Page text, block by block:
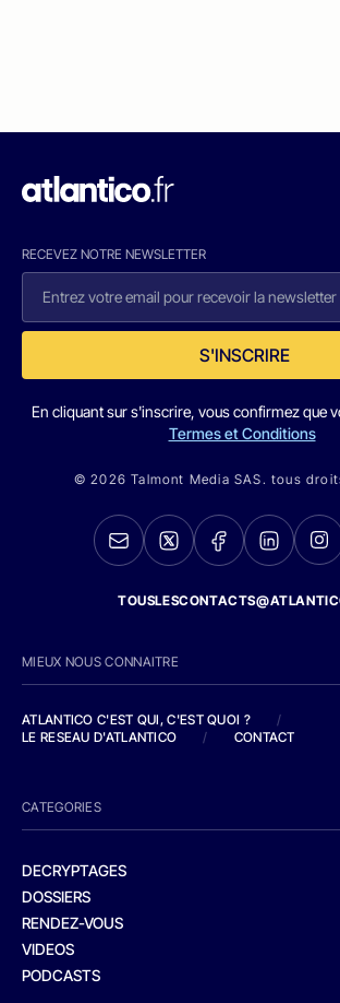
RECEVEZ NOTRE NEWSLETTER
S'INSCRIRE
En cliquant sur s'inscrire, vous confirmez que
Termes et Conditions
© 2026 Talmont Media SAS. tous
MIEUX NOUS CONNAITRE
ATLANTICO C'EST QUI, C'EST QUOI ?
/
LE RESEAU D'ATLANTICO
/ CONTACT
CATEGORIES
DECRYPTAGES
DOSSIERS
RENDEZ-VOUS
VIDEOS
PODCASTS